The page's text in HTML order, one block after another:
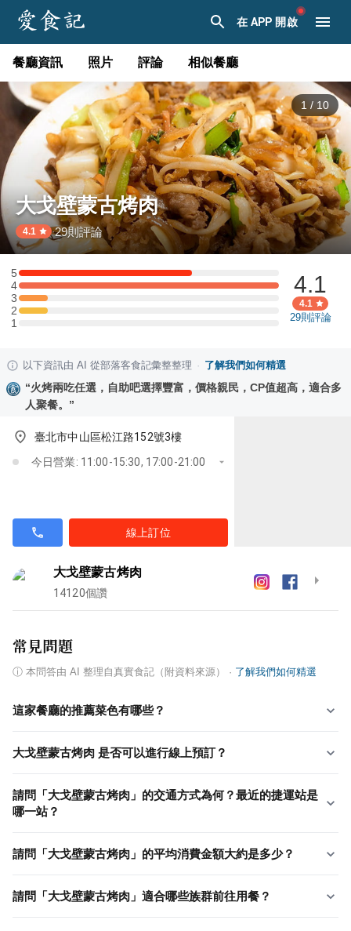
在 APP 開啟
餐廳資訊 照片 評論 相似餐廳
1 / 10
大戈壁蒙古烤肉
4.1 ·29則評論
5
5 星：6 則評論
4
4 星：9 則評論
3
3 星：1 則評論
2
2 星：1 則評論
11 星：0 則評論
4.1
4.1
29則評論
以下資訊由 AI 從部落客食記彙整整理 · 了解我們如何精選
“火烤兩吃任選，自助吧選擇豐富，價格親民，CP值超高，適合多
人聚餐。 ”
臺北市中山區松江路152號3樓
今日營業: 11:00-15:30, 17:00-21:00
線上訂位
大戈壁蒙古烤肉
14120個讚
常見問題
ⓘ 本問答由 AI 整理自真實食記（附資料來源） · 了解我們如何精選
這家餐廳的推薦菜色有哪些？
大戈壁蒙古烤肉 是否可以進行線上預訂？
請問「大戈壁蒙古烤肉」的交通方式為何？最近的捷運站是
哪一站？
請問「大戈壁蒙古烤肉」的平均消費金額大約是多少？
請問「大戈壁蒙古烤肉」適合哪些族群前往用餐？